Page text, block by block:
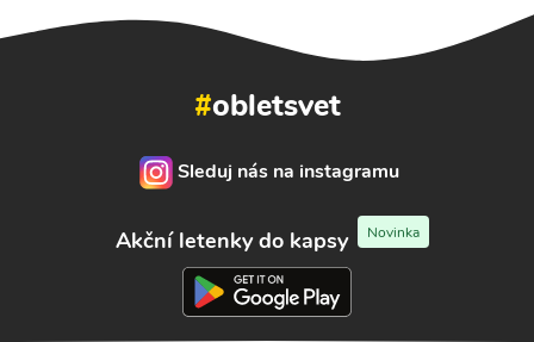
#obletsvet
Sleduj nás na instagramu
Akční letenky do kapsy Novinka